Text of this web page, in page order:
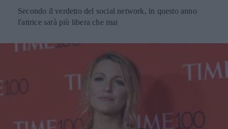
Secondo il verdetto del social network, in questo anno
l'attrice sarà più libera che mai